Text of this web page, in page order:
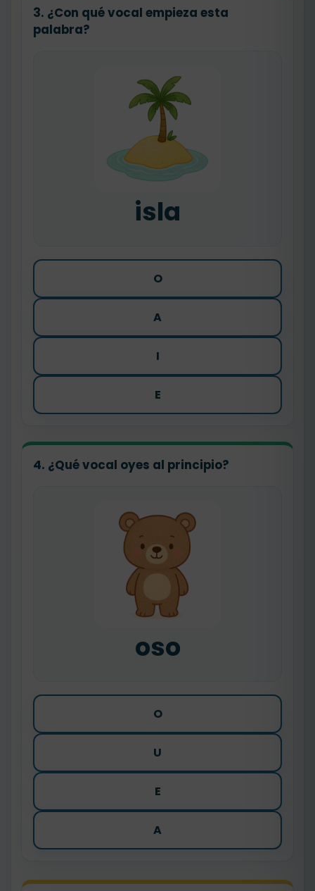
3. ¿Con qué vocal empieza esta
palabra?
isla
O
A
I
E
4. ¿Qué vocal oyes al principio?
oso
O
U
E
A